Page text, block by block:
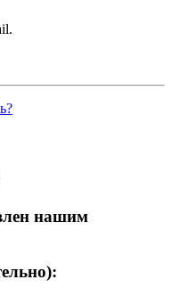
нашим